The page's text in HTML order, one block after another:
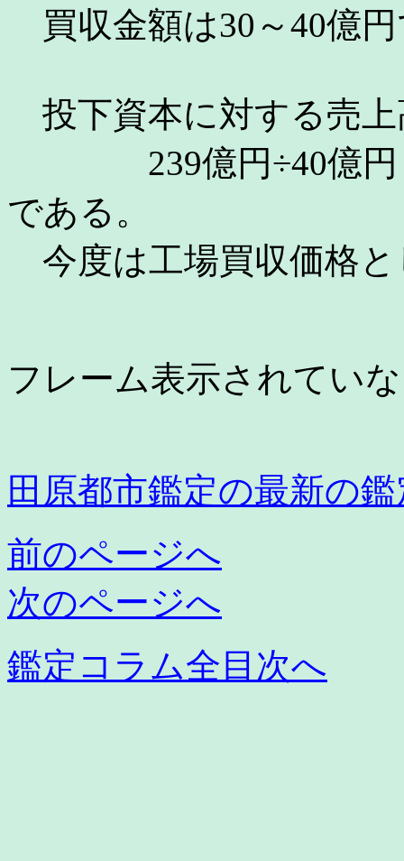
買収金額は30～40億
投下資本に対する売上
239億円÷40億円
である。
今度は工場買収価格
フレーム表示されてい
田原都市鑑定の最新の
前のページへ
次のページへ
鑑定コラム全目次へ